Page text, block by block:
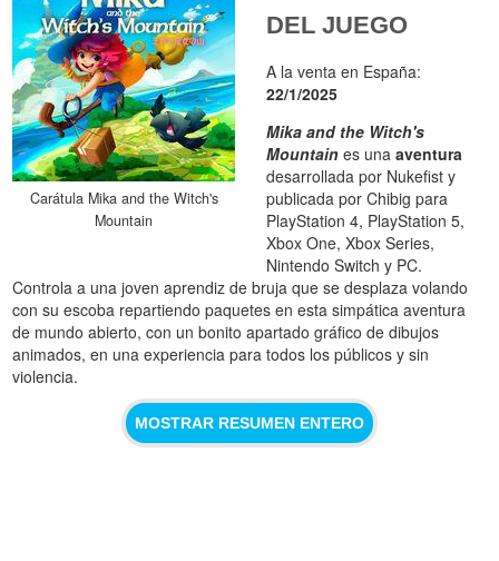
Carátula Mika and the Witch's
Mountain
DEL JUEGO
A la venta en España:
22/1/2025
Mika and the Witch's
Mountain es unaaventura
desarrollada por Nukefist y
publicada por Chibig para
PlayStation 4, PlayStation 5,
Xbox One, Xbox Series,
Nintendo Switch y PC.
Controla a una joven aprendiz de bruja que se desplaza volando
con su escoba repartiendo paquetes en esta simpática aventura
de mundo abierto, con un bonito apartado gráfico de dibujos
animados, en una experiencia para todos los públicos y sin
violencia.
MOSTRAR RESUMEN ENTERO